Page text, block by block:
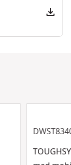
Belgien